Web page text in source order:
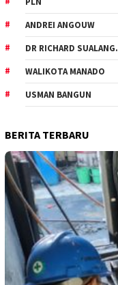
ANDREI ANGOUW
DR RICHARD SUALANG.
WALIKOTA MANADO
USMAN BANGUN
BERITA TERBARU